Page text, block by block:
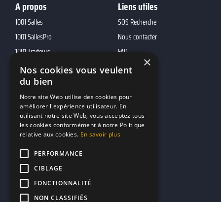
A propos
1001 Salles
1001 SallesPro
1001 Traiteurs
1001 DJ
10h01
MP2
Liens utiles
SOS Recherche
Nous contacter
FAQ
Contacts
marketing@reserverunbar.fr
11 rue Maurice Grandcoing
94200 Ivry-sur-Seine
×
Nos cookies vous veulent
du bien
Notre site Web utilise des cookies pour
améliorer l'expérience utilisateur. En
utilisant notre site Web, vous acceptez tous
les cookies conformément à notre Politique
relative aux cookies. En savoir plus
PERFORMANCE
CIBLAGE
FONCTIONNALITÉ
NON CLASSIFIÉS